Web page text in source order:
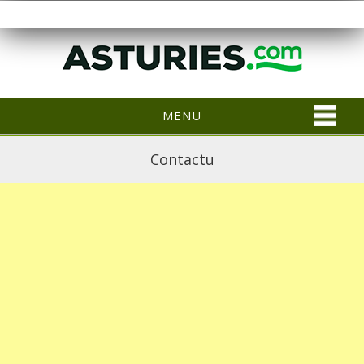
MENU
Contactu